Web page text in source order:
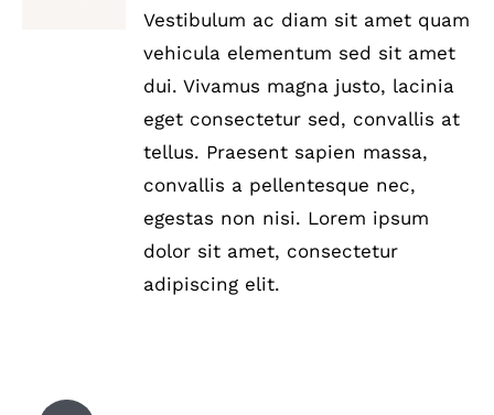
Vestibulum ac diam sit amet quam
vehicula elementum sed sit amet
dui. Vivamus magna justo, lacinia
eget consectetur sed, convallis at
tellus. Praesent sapien massa,
convallis a pellentesque nec,
egestas non nisi. Lorem ipsum
dolor sit amet, consectetur
adipiscing elit.